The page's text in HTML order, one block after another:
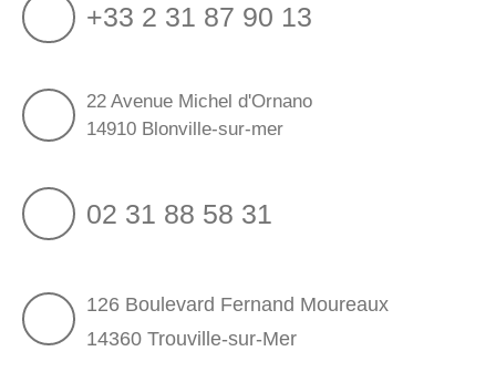
+33 2 31 87 90 13
22 Avenue Michel d'Ornano
14910 Blonville-sur-mer
02 31 88 58 31
126 Boulevard Fernand Moureaux
14360 Trouville-sur-Mer